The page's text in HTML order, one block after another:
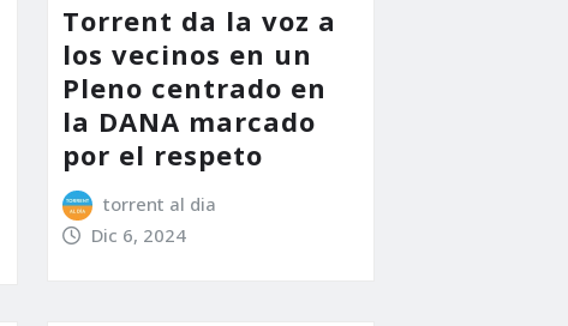
Torrent da la voz a
los vecinos en un
Pleno centrado en
la DANA marcado
por el respeto
torrent al dia
Dic 6, 2024